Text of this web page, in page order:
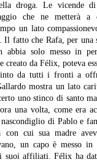
droga. Le vicende
che ne metterà a
un lato
Il fatto che Rafa, per una
abbia solo messo in
creato da Félix, poteva
da tutti i fronti a
mostra un lato
uno stinco di santo
una volta, come era
di Pablo e
con cui sua madre
un capo è messo in
suoi affiliati. Félix ha